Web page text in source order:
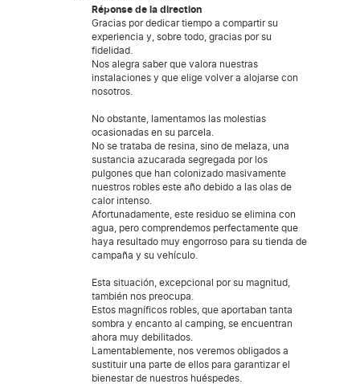
Réponse de la direction
Gracias por dedicar tiempo a compartir su
experiencia y, sobre todo, gracias por su
fidelidad.
Nos alegra saber que valora nuestras
instalaciones y que elige volver a alojarse con
nosotros.
No obstante, lamentamos las molestias
ocasionadas en su parcela.
No se trataba de resina, sino de melaza, una
sustancia azucarada segregada por los
pulgones que han colonizado masivamente
nuestros robles este año debido a las olas de
calor intenso.
Afortunadamente, este residuo se elimina con
agua, pero comprendemos perfectamente que
haya resultado muy engorroso para su tienda de
campaña y su vehículo.
Esta situación, excepcional por su magnitud,
también nos preocupa.
Estos magníficos robles, que aportaban tanta
sombra y encanto al camping, se encuentran
ahora muy debilitados.
Lamentablemente, nos veremos obligados a
sustituir una parte de ellos para garantizar el
bienestar de nuestros huéspedes.